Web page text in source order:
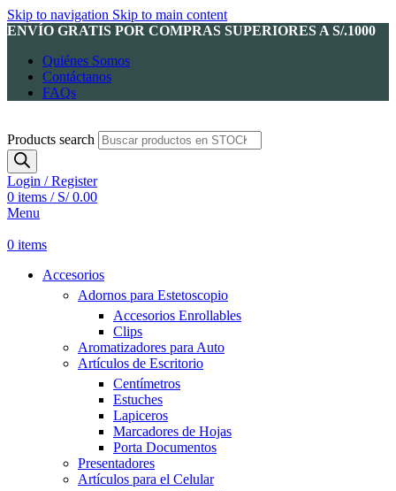
Skip to navigation Skip to main content
ENVÍO GRATIS POR COMPRAS SUPERIORES A S/.1000
Quiénes Somos
Contáctanos
FAQs
Products search
Login / Register
0 items / S/0.00
Menu
0 items
Accesorios
Adornos para Estetoscopio
Accesorios Enrollables
Clips
Aromatizadores para Auto
Artículos de Escritorio
Centímetros
Estuches
Lapiceros
Marcadores de Hojas
Porta Documentos
Presentadores
Artículos para el Celular